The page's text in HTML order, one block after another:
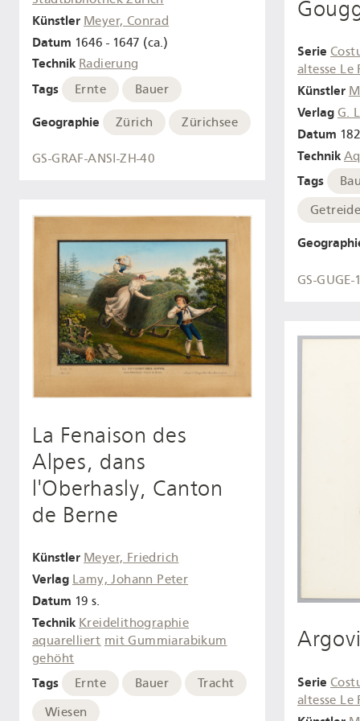
Künstler Meyer, Conrad
Datum 1646 - 1647 (ca.)
Technik Radierung
Tags Ernte Bauer
Geographie Zürich Zürichsee
GS-GRAF-ANSI-ZH-40
La Fenaison des
Alpes, dans
l'Oberhasly, Canton
de Berne
Künstler Meyer, Friedrich
Verlag Lamy, Johann Peter
Datum 19 s.
Technik Kreidelithographie
aquarelliert mit Gummiarabikum
gehöht
Tags Ernte Bauer
Tracht
Wiesen
Serie
altesse Le
Künstler
Verlag G.
Datum
Technik
Tags
GS-
Serie
altesse Le